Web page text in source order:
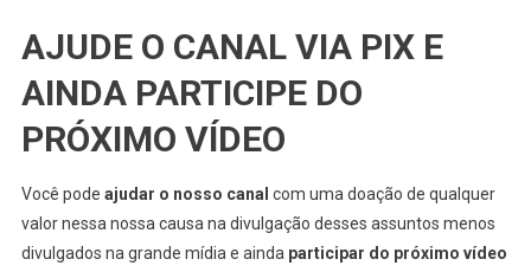
AJUDE O CANAL VIA PIX E
AINDA PARTICIPE DO
PRÓXIMO VÍDEO
Você pode ajudar o nosso canal com uma doação de qualquer
valor nessa nossa causa na divulgação desses assuntos menos
divulgados na grande mídia e ainda participar do próximo vídeo